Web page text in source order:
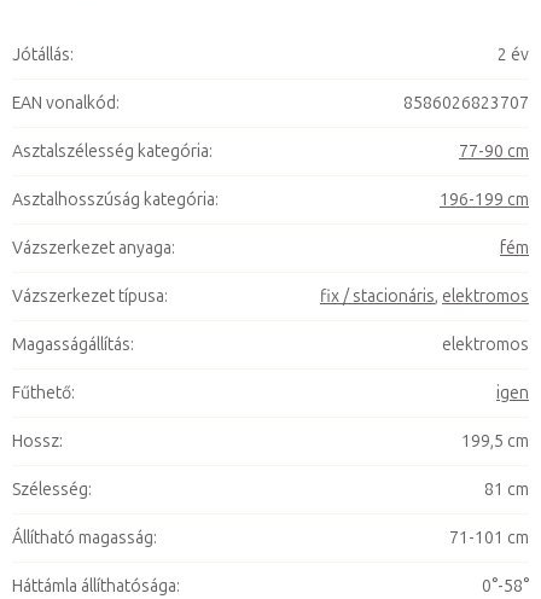
Jótállás: 2 év
EAN vonalkód: 8586026823707
Asztalszélesség kategória: 77-90 cm
Asztalhosszúság kategória: 196-199 cm
Vázszerkezet anyaga: fém
Vázszerkezet típusa: fix / stacionáris, elektromos
Magasságállítás: elektromos
Fűthető: igen
Hossz: 199,5 cm
Szélesség: 81 cm
Állítható magasság: 71-101 cm
Háttámla állíthatósága: 0°-58°